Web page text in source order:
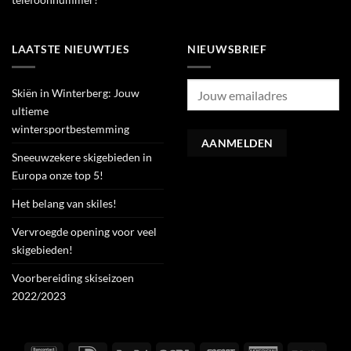
LAATSTE NIEUWTJES
Skiën in Winterberg: Jouw
ultieme
wintersportbestemming
Sneeuwzekere skigebieden in
Europa onze top 5!
Het belang van skiles!
Vervroegde opening voor veel
skigebieden!
Voorbereiding skiseizoen
2022/2023
NIEUWSBRIEF